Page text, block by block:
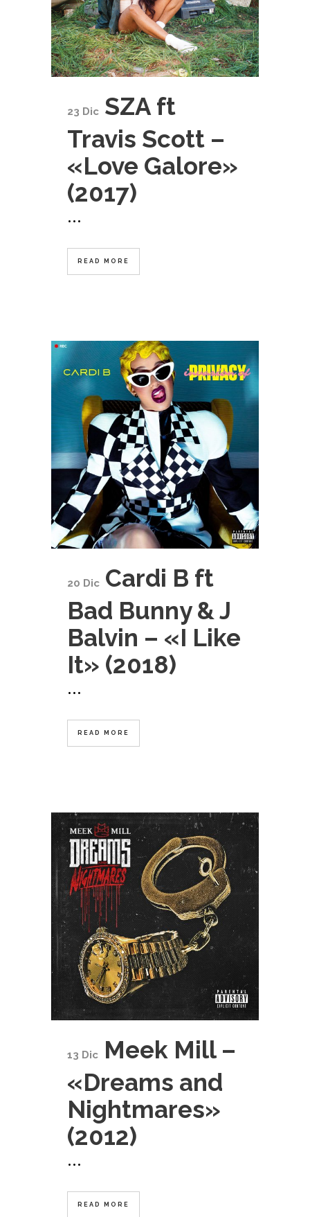
23 Dic SZA ft
Travis Scott –
«Love Galore»
(2017)
...
READ MORE
20 Dic Cardi B ft
Bad Bunny & J
Balvin – «I Like
It» (2018)
...
READ MORE
13 Dic
Meek Mill –
«Dreams and
Nightmares»
(2012)
...
READ MORE